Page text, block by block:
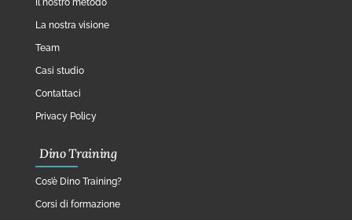
Il nostro metodo
La nostra visione
Team
Casi studio
Contattaci
Privacy Policy
Dino Training
Cos’è Dino Training?
Corsi di formazione